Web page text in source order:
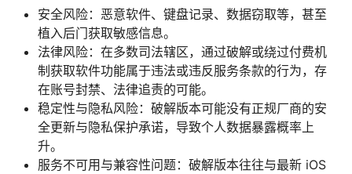
安全风险：恶意软件、键盘记录、数据窃取等，甚至
植入后门获取敏感信息。
法律风险：在多数司法辖区，通过破解或绕过付费机
制获取软件功能属于违法或违反服务条款的行为，存
在账号封禁、法律追责的可能。
稳定性与隐私风险：破解版本可能没有正规厂商的安
全更新与隐私保护承诺，导致个人数据暴露概率上
升。
服务不可用与兼容性问题：破解版本往往与最新 iOS